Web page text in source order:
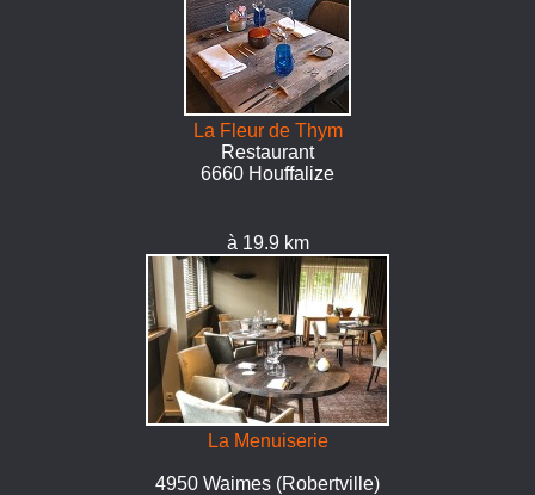
La Fleur de Thym
Restaurant
6660 Houffalize
à 19.9 km
La Menuiserie
4950 Waimes (Robertville)